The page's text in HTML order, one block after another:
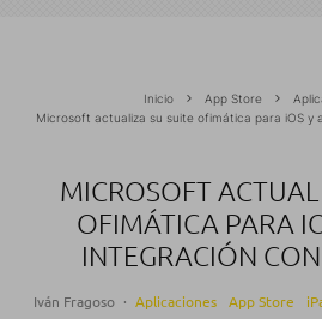
Inicio App Store
Microsoft actualiza su suite ofimática para iOS y
MICROSOFT
OFIMÁTICA PARA
INTEGRACIÓN
Iván Fragoso · Aplicaciones App Store